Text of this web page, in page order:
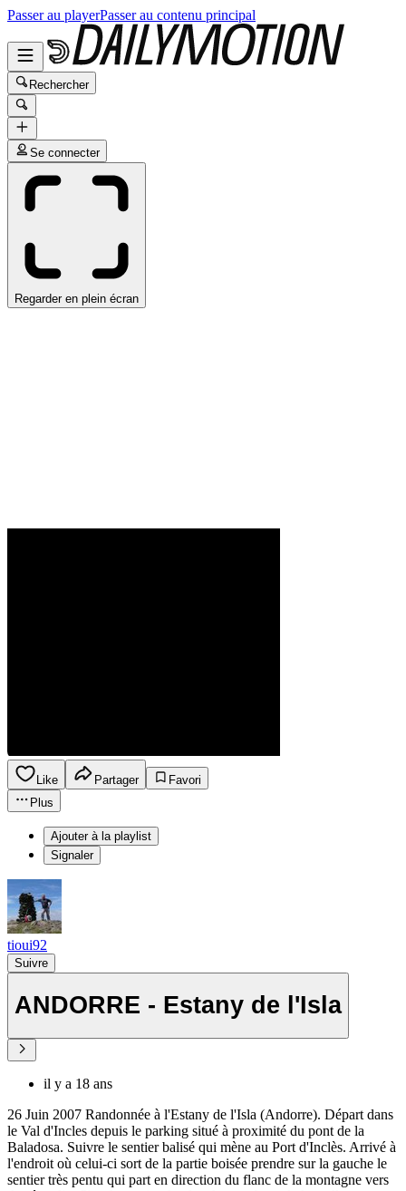
Passer au playerPasser au contenu principal
Rechercher
Se connecter
Regarder en plein écran
Like Partager
Favori
Plus
Ajouter à la playlist
Signaler
tioui92
Suivre
ANDORRE - Estany de l'Isla
il y a 18 ans
26 Juin 2007 Randonnée à l'Estany de l'Isla (Andorre). Départ dans
le Val d'Incles depuis le parking situé à proximité du pont de la
Baladosa. Suivre le sentier balisé qui mène au Port d'Inclès. Arrivé à
l'endroit où celui-ci sort de la partie boisée prendre sur la gauche le
sentier très pentu qui part en direction du flanc de la montagne vers